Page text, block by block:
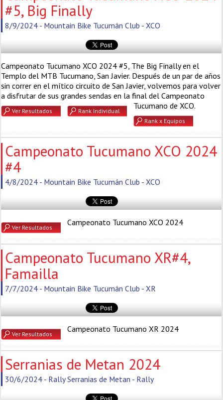
#5, Big Finally
8/9/2024 - Mountain Bike Tucumán Club - XCO
Campeonato Tucumano XCO 2024 #5, The Big Finally en el
Templo del MTB Tucumano, San Javier. Después de un par de años
sin correr en el mítico circuito de San Javier, volvemos para volver
a disfrutar de sus grandes sendas en la final del Campeonato
Tucumano de XCO.
Ver Resultados
Rank Individual
Rank x Equipos
Campeonato Tucumano XCO 2024
#4
4/8/2024 - Mountain Bike Tucumán Club - XCO
Campeonato Tucumano XCO 2024
Ver Resultados
Campeonato Tucumano XR#4,
Famailla
7/7/2024 - Mountain Bike Tucumán Club - XR
Campeonato Tucumano XR 2024
Ver Resultados
Serranias de Metan 2024
30/6/2024 - Rally Serranias de Metan - Rally